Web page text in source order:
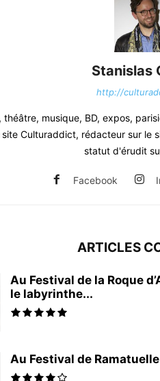
Stanislas
http://
théâtre, musique, BD, expos,
Culturaddict, rédacteur sur le
statut d'érudit
Facebook
ARTICLES
Au Festival de la Roque
le labyrinthe...
Au Festival de